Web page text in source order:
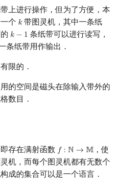
上进行操作，但为了方便，本
个 𝑘
k 带图灵机，其中一条纸
𝑘 − 1
k−1
条纸带可以进行读写，
条纸带用作输出．
限的．
的空间是磁头在除输入带外的
数目．
存在满射函数 𝑓 : ℕ → 𝕄
f: N → M
，使
机，而每个图灵机都有无数个
成的集合可以是一个语言．